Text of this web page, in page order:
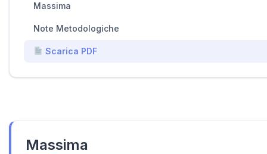
Massima
Massima
Note Metodologiche
Scarica PDF